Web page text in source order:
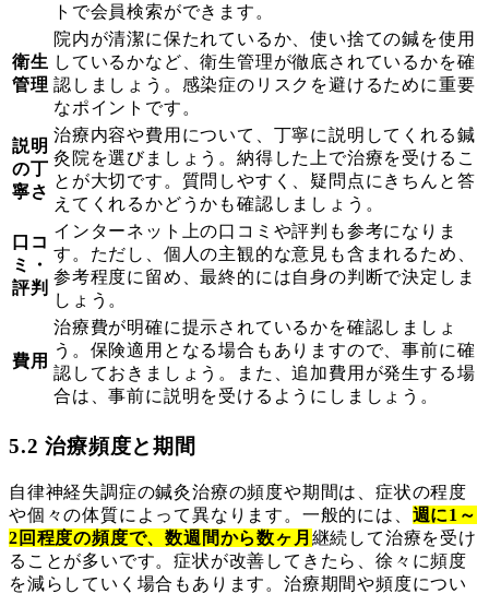
トで会員検索ができます。
衛生
管理
院内が清潔に保たれているか、使い捨ての鍼を使用
しているかなど、衛生管理が徹底されているかを確
認しましょう。感染症のリスクを避けるために重要
なポイントです。
説明
の丁
寧さ
治療内容や費用について、丁寧に説明してくれる鍼
灸院を選びましょう。納得した上で治療を受けるこ
とが大切です。質問しやすく、疑問点にきちんと答
えてくれるかどうかも確認しましょう。
口コ
ミ・
評判
インターネット上の口コミや評判も参考になりま
す。ただし、個人の主観的な意見も含まれるため、
参考程度に留め、最終的には自身の判断で決定しま
しょう。
費用
治療費が明確に提示されているかを確認しましょ
う。保険適用となる場合もありますので、事前に確
認しておきましょう。また、追加費用が発生する場
合は、事前に説明を受けるようにしましょう。
5.2 治療頻度と期間
自律神経失調症の鍼灸治療の頻度や期間は、症状の程度
や個々の体質によって異なります。一般的には、 週に1～
2回程度の頻度で、数週間から数ヶ月 継続して治療を受け
ることが多いです。症状が改善してきたら、徐々に頻度
を減らしていく場合もあります。治療期間や頻度につい